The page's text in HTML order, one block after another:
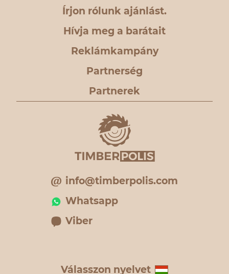
Írjon rólunk ajánlást.
Hívja meg a barátait
Reklámkampány
Partnerség
Partnerek
info@timberpolis.com
Whatsapp
Viber
Válasszon nyelvet